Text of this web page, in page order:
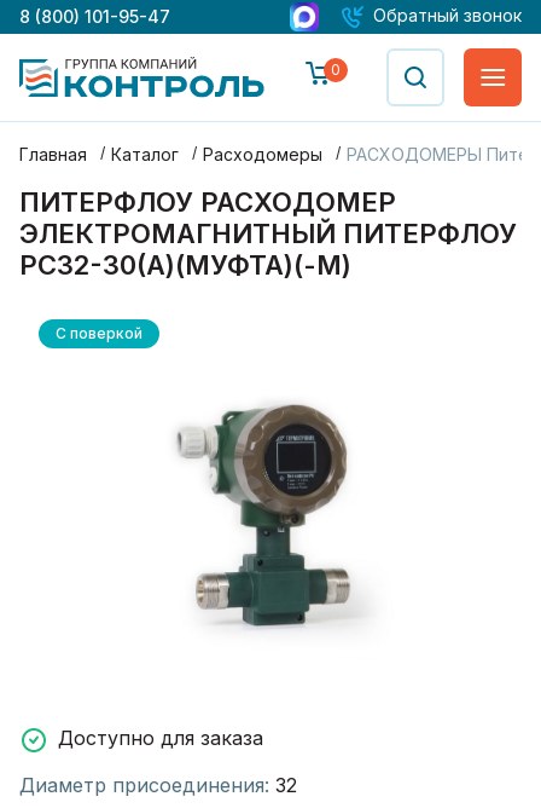
8 (800) 101-95-47 Обратный звонок
0
Главная Каталог Расходомеры РАСХОДОМЕРЫ
ПИТЕРФЛОУ РАСХОДОМЕР
ЭЛЕКТРОМАГНИТНЫЙ ПИТЕРФЛОУ
РС32-30(А)(МУФТА)(-М)
С поверкой
Доступно для заказа
Диаметр присоединения: 32